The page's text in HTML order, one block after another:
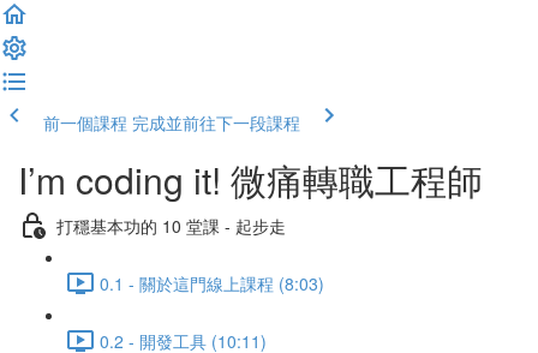
前一個課程 完成並前往下一段課程
I’m coding it! 微痛轉職工程師
打穩基本功的 10 堂課 - 起步走
0.1 - 關於這門線上課程 (8:03)
0.2 - 開發工具 (10:11)